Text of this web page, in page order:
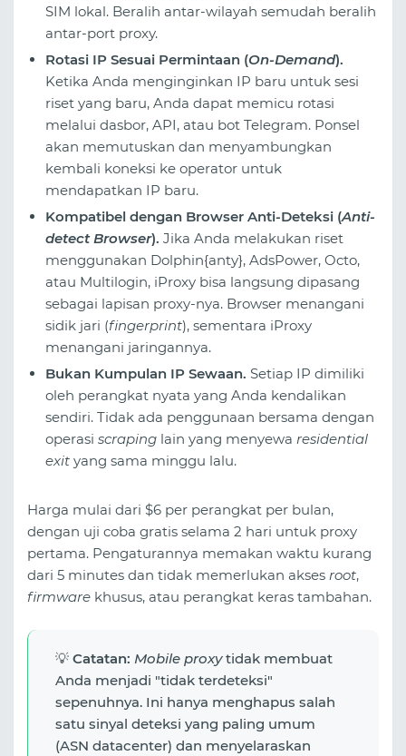
SIM lokal. Beralih antar-wilayah semudah beralih
antar-port proxy.
Rotasi IP Sesuai Permintaan (On-Demand).
Ketika Anda menginginkan IP baru untuk sesi
riset yang baru, Anda dapat memicu rotasi
melalui dasbor, API, atau bot Telegram. Ponsel
akan memutuskan dan menyambungkan
kembali koneksi ke operator untuk
mendapatkan IP baru.
Kompatibel dengan Browser Anti-Deteksi (Anti-
detect Browser). Jika Anda melakukan riset
menggunakan Dolphin{anty}, AdsPower, Octo,
atau Multilogin, iProxy bisa langsung dipasang
sebagai lapisan proxy-nya. Browser menangani
sidik jari (fingerprint), sementara iProxy
menangani jaringannya.
Bukan Kumpulan IP Sewaan. Setiap IP dimiliki
oleh perangkat nyata yang Anda kendalikan
sendiri. Tidak ada penggunaan bersama dengan
operasi scraping lain yang menyewa residential
exit yang sama minggu lalu.
Harga mulai dari $6 per perangkat per bulan,
dengan uji coba gratis selama 2 hari untuk proxy
pertama. Pengaturannya memakan waktu kurang
dari 5 minutes dan tidak memerlukan akses root,
firmware khusus, atau perangkat keras tambahan.
💡 Catatan: Mobile proxytidak membuat
Anda menjadi "tidak terdeteksi"
sepenuhnya. Ini hanya menghapus salah
satu sinyal deteksi yang paling umum
(ASN datacenter) dan menyelaraskan